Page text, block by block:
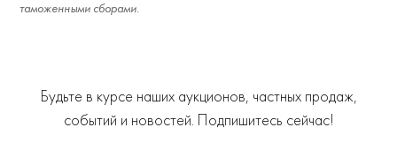
таможенными сборами.
Будьте в курсе наших аукционов, частных продаж,
событий и новостей. Подпишитесь сейчас!